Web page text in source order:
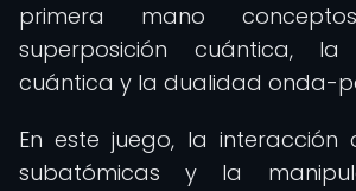
primera mano
superposición cuántica, la
cuántica y la dualidad onda-
En este juego, la interacción
subatómicas y la